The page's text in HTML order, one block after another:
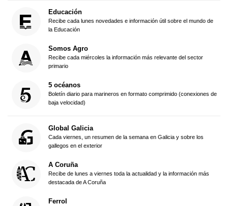
Educación
Recibe cada lunes novedades e información útil sobre el mundo de
la Educación
Somos Agro
Recibe cada miércoles la información más relevante del sector
primario
5 océanos
Boletín diario para marineros en formato comprimido (conexiones de
baja velocidad)
Global Galicia
Cada viernes, un resumen de la semana en Galicia y sobre los
gallegos en el exterior
A Coruña
Recibe de lunes a viernes toda la actualidad y la información más
destacada de A Coruña
Ferrol